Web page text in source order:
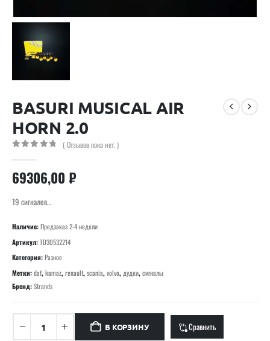
BASURI MUSICAL AIR
HORN 2.0
( Отзывов пока нет. )
69306,00 ₽
19 сигналов…
Наличие:Предзаказ 2-4 недели
Артикул:TD30532214
Категория:Разное
Метки:daf,kamaz,renault,scania,volvo, дудки,сигналы
Бренд:Strands
В КОРЗИНУ Сравнить